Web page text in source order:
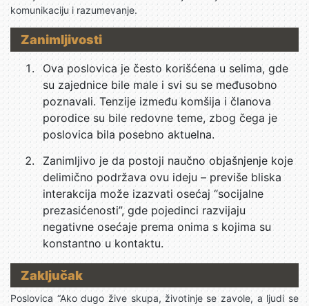
komunikaciju i razumevanje.
Zanimljivosti
Ova poslovica je često korišćena u selima, gde
su zajednice bile male i svi su se međusobno
poznavali. Tenzije između komšija i članova
porodice su bile redovne teme, zbog čega je
poslovica bila posebno aktuelna.
Zanimljivo je da postoji naučno objašnjenje koje
delimično podržava ovu ideju – previše bliska
interakcija može izazvati osećaj “socijalne
prezasićenosti”, gde pojedinci razvijaju
negativne osećaje prema onima s kojima su
konstantno u kontaktu.
Zaključak
Poslovica “Ako dugo žive skupa, životinje se zavole, a ljudi se